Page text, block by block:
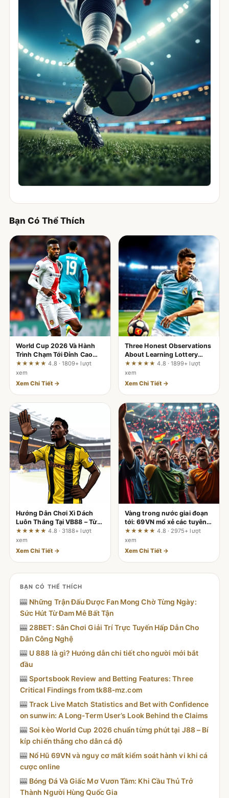
Bạn Có Thể Thích
World Cup 2026 Và Hành
Trình Chạm Tới Đỉnh Cao
Danh Vọng
★★★★★4.8 · 1809+ lượt
xem
Xem Chi Tiết →
Three Honest Observations
About Learning Lottery
Statistics Through
789betmoi.com
★★★★★4.8 · 1899+ lượt
xem
Xem Chi Tiết →
Hướng Dẫn Chơi Xì Dách
Luôn Thắng Tại VB88 – Từ
Cơ Bản Đến Nâng Cao
★★★★★4.8 · 3188+ lượt
xem
Xem Chi Tiết →
Vàng trong nước giai đoạn
tới: 69VN mổ xẻ các tuyên
bố quảng cáo và bộ tiêu chí
kiểm tra cho nhà đầu tư
★★★★★4.8 · 2975+ lượt
xem
Xem Chi Tiết →
BẠN CÓ THỂ THÍCH
🎰 Những Trận Đấu Được Fan Mong Chờ Từng Ngày:
Sức Hút Từ Đam Mê Bất Tận
🎰 28BET: Sân Chơi Giải Trí Trực Tuyến Hấp Dẫn Cho
Dân Công Nghệ
🎰 U 888 là gì? Hướng dẫn chi tiết cho người mới bắt
đầu
🎰Sportsbook Review and Betting Features: Three
Critical Findings from tk88-mz.com
🎰Track Live Match Statistics and Bet with Confidence
on sunwin: A Long‑Term User’s Look Behind the Claims
🎰Soi kèo World Cup 2026 chuẩn từng phút tại J88 – Bí
kíp chiến thắng cho dân cá độ
🎰 Nổ Hũ 69VN và nguy cơ mất kiểm soát hành vi khi cá
cược online
🎰 Bóng Đá Và Giấc Mơ Vươn Tầm: Khi Cầu Thủ Trở
Thành Người Hùng Quốc Gia